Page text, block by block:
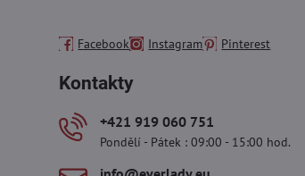
Facebook Instagram Pinterest
Kontakty
+421 919 060 751
Pondělí - Pátek : 09:00 - 15:00 hod.